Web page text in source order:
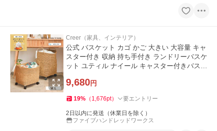
Creer（家具、インテリア）
公式 バスケット カゴ かご 大きい 大容量 キャ
スター付き 収納 持ち手付き ランドリーバスケ
ット ユティル ナイール キャスター付きバスケ
9,680円
19% （ 1,676pt） 要エントリー
2日以内に発送（休業日を除く）
ファイブハンドレッドワークス